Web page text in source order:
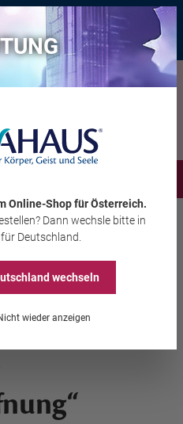
Codeeintauchen , gültig bis
„1.
Online-Shopfür Österreich.
Dann wechsle bitte in
für Deutschland
wechseln
wieder anzeigen